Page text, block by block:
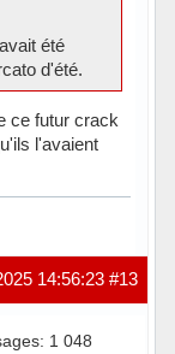
été
d'été.
ce futur crack
l'avaient
#13
14:56:23
1 048